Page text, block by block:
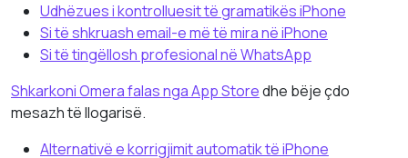
Udhëzues i kontrolluesit të gramatikës iPhone
Si të shkruash email-e më të mira në iPhone
Si të tingëllosh profesional në WhatsApp
Shkarkoni Omera falas nga App Storedhe bëje çdo
mesazh të llogarisë.
Alternativë e korrigjimit automatik të iPhone